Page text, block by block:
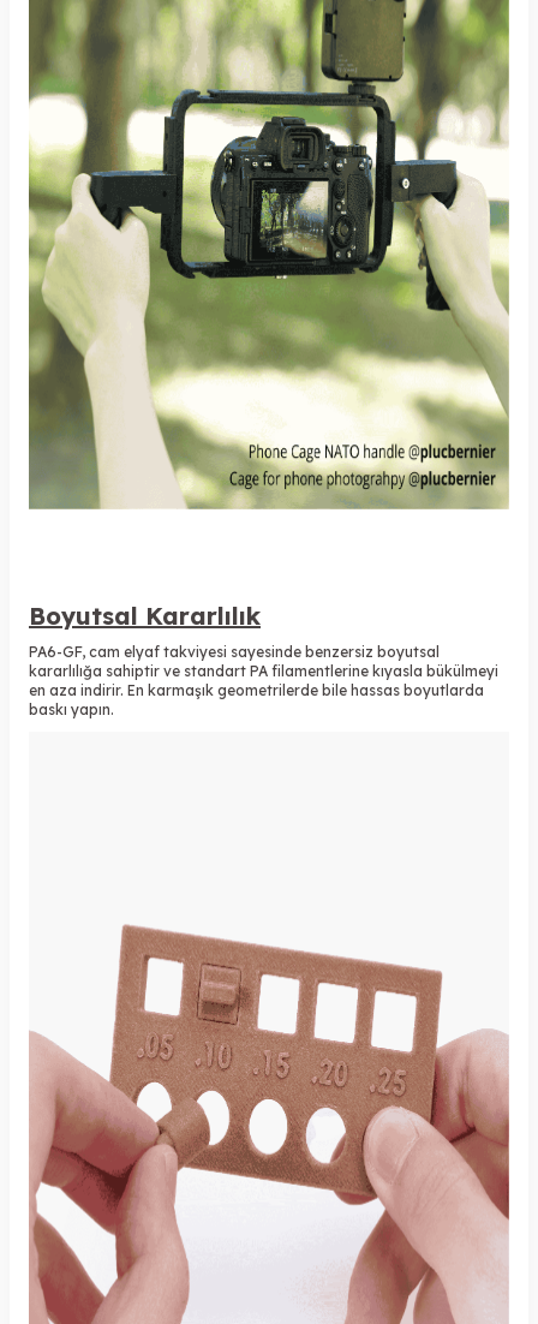
Boyutsal Kararlılık
PA6-GF, cam elyaf takviyesi sayesinde benzersiz boyutsal
kararlılığa sahiptir ve standart PA filamentlerine kıyasla bükülmeyi
en aza indirir. En karmaşık geometrilerde bile hassas boyutlarda
baskı yapın.